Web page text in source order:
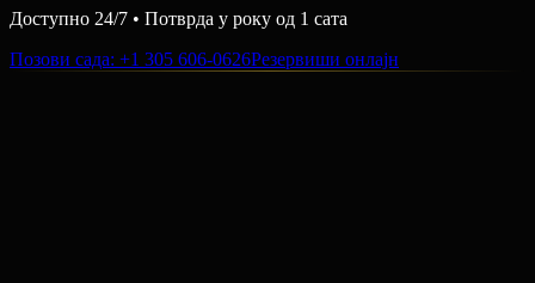
Доступно 24/7 • Потврда у року од 1 сата
Позови сада: +1 305 606-0626Резервиши онлајн